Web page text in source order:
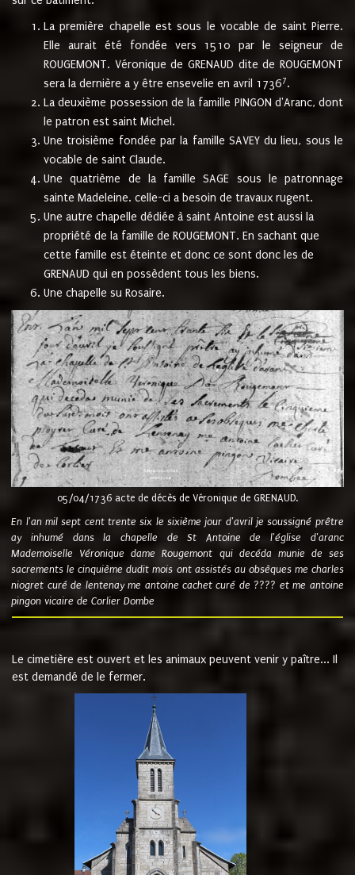
La première chapelle est sous le vocable de saint Pierre.
Elle aurait été fondée vers 1510 par le seigneur de
ROUGEMONT. Véronique de GRENAUD dite de ROUGEMONT
sera la dernière a y être ensevelie en avril 17367.
La deuxième possession de la famille PINGON d'Aranc, dont
le patron est saint Michel.
Une troisième fondée par la famille SAVEY du lieu, sous le
vocable de saint Claude.
Une quatrième de la famille SAGE sous le patronnage
sainte Madeleine. celle-ci a besoin de travaux rugent.
Une autre chapelle dédiée à saint Antoine est aussi la
propriété de la famille de ROUGEMONT. En sachant que
cette famille est éteinte et donc ce sont donc les de
GRENAUD qui en possèdent tous les biens.
Une chapelle su Rosaire.
05/04/1736 acte de décès de Véronique de GRENAUD.
En l'an mil sept cent trente six le sixième jour d'avril je soussigné prêtre
ay inhumé dans la chapelle de St Antoine de l'église d'aranc
Mademoiselle Véronique dame Rougemont qui decéda munie de ses
sacrements le cinquième dudit mois ont assistés au obsèques me charles
niogret curé de lentenay me antoine cachet curé de ???? et me antoine
pingon vicaire de Corlier Dombe
Le cimetière est ouvert et les animaux peuvent venir y paître... Il
est demandé de le fermer.